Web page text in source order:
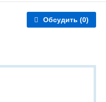
Обсудить (0)